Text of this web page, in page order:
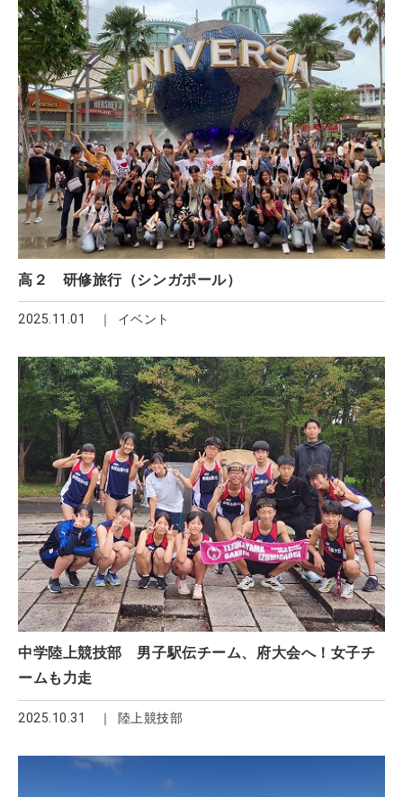
高２ 研修旅行（シンガポール）
2025.11.01 イベント
中学陸上競技部 男子駅伝チーム、府大会へ！女子チ
ームも力走
2025.10.31 陸上競技部